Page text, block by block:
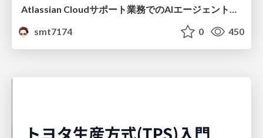
Atlassian Cloudサポート業務でのAIエージェント活用事例
smt7174
0 450